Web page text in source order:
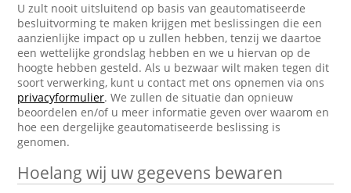
U zult nooit uitsluitend op basis van geautomatiseerde
besluitvorming te maken krijgen met beslissingen die een
aanzienlijke impact op u zullen hebben, tenzij we daartoe
een wettelijke grondslag hebben en we u hiervan op de
hoogte hebben gesteld. Als u bezwaar wilt maken tegen dit
soort verwerking, kunt u contact met ons opnemen via ons
privacyformulier. We zullen de situatie dan opnieuw
beoordelen en/of u meer informatie geven over waarom en
hoe een dergelijke geautomatiseerde beslissing is
genomen.
Hoelang wij uw gegevens bewaren